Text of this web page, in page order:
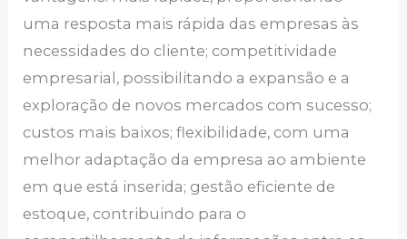
uma resposta mais rápida das empresas às
necessidades do cliente; competitividade
empresarial, possibilitando a expansão e a
exploração de novos mercados com sucesso;
custos mais baixos; flexibilidade, com uma
melhor adaptação da empresa ao ambiente
em que está inserida; gestão eficiente de
estoque, contribuindo para o